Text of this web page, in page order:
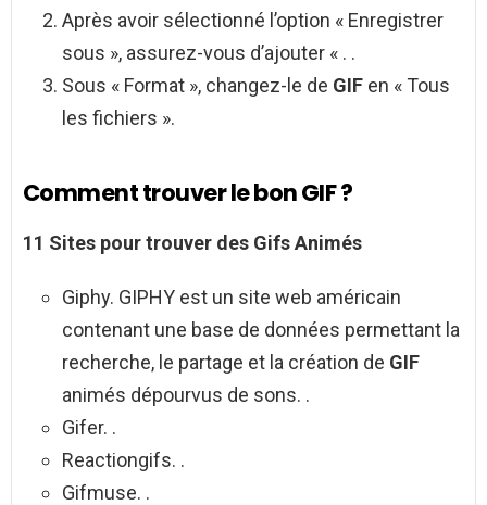
Après avoir sélectionné l’option « Enregistrer
sous », assurez-vous d’ajouter « . .
Sous « Format », changez-le de GIF en « Tous
les fichiers ».
Comment trouver le bon GIF ?
11 Sites pourtrouver des GifsAnimés
Giphy. GIPHY est un site web américain
contenant une base de données permettant la
recherche, le partage et la création de GIF
animés dépourvus de sons. .
Gifer. .
Reactiongifs. .
Gifmuse. .